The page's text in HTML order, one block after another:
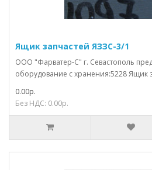
Ящик запчастей ЯЗЗС-3/1
ООО "Фарватер-С" г. Севастополь
оборудование с хранения:5228 Ящик
0.00р.
Без НДС: 0.00р.